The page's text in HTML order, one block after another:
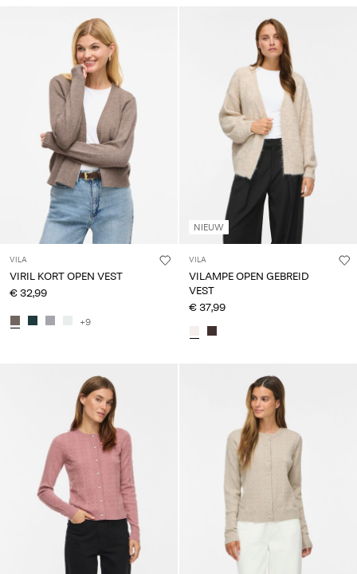
VILA
VIRIL KORT OPEN VEST
€ 32,99
+9
NIEUW
VILA
VILAMPE OPEN GEBREID
VEST
€ 37,99